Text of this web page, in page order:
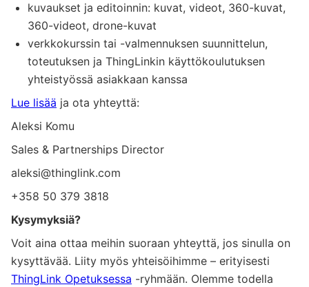
kuvaukset ja editoinnin: kuvat, videot, 360-kuvat,
360-videot, drone-kuvat
verkkokurssin tai -valmennuksen suunnittelun,
toteutuksen ja ThingLinkin käyttökoulutuksen
yhteistyössä asiakkaan kanssa
Lue lisää ja ota yhteyttä:
Aleksi Komu
Sales & Partnerships Director
aleksi@thinglink.com
+358 50 379 3818
Kysymyksiä?
Voit aina ottaa meihin suoraan yhteyttä, jos sinulla on
kysyttävää. Liity myös yhteisöihimme – erityisesti
ThingLink Opetuksessa -ryhmään. Olemme todella